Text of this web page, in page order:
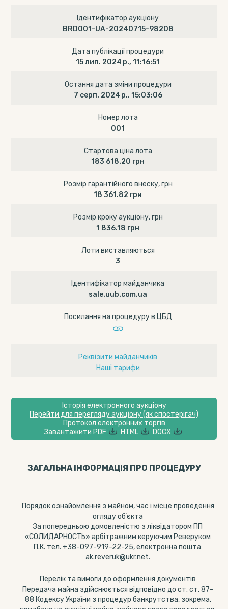
Ідентифікатор аукціону
BRD001-UA-20240715-98208
Дата публікації процедури
15 лип. 2024 р., 11:16:51
Остання дата зміни процедури
7 серп. 2024 р., 15:03:06
Номер лота
001
Стартова ціна лота
183 618.20 грн
Розмір гарантійного внеску, грн
18 361.82 грн
Розмір кроку аукціону, грн
1 836.18 грн
Лоти виставляються
3
Ідентифікатор майданчика
sale.uub.com.ua
Посилання на процедуру в ЦБД
Реквізити майданчиків
Наші тарифи
Історія електронного аукціону
Перейти для перегляду аукціону (як спостерігач)
Протокол електронних торгів
Завантажити PDF HTML DOCX
ЗАГАЛЬНА ІНФОРМАЦІЯ ПРО ПРОЦЕДУРУ
Порядок ознайомлення з майном, час і місце проведення
огляду обʼєкта
За попередньою домовленістю з ліквідатором ПП
«СОЛИДАРНОСТЬ» арбітражним керуючим Реверуком
П.К. тел. +38-097-919-22-25, електронна пошта:
ak.reveruk@ukr.net.
Перелік та вимоги до оформлення документів
Передача майна здійснюється відповідно до ст. ст. 87-
88 Кодексу України з процедур банкрутства, зокрема,